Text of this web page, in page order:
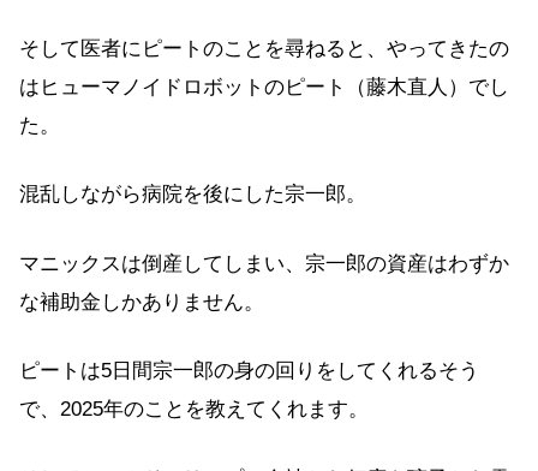
そして医者にピートのことを尋ねると、やってきたの
はヒューマノイドロボットのピート（藤木直人）でし
た。
混乱しながら病院を後にした宗一郎。
マニックスは倒産してしまい、宗一郎の資産はわずか
な補助金しかありません。
ピートは5日間宗一郎の身の回りをしてくれるそう
で、2025年のことを教えてくれます。